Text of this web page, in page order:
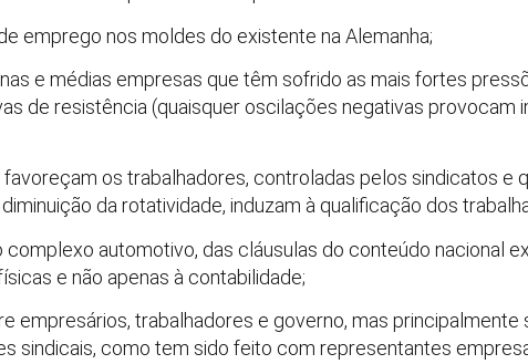
emprego nos moldes do existente na Alemanha;
e médias empresas que têm sofrido as mais fortes
de resistência (quaisquer oscilações negativas provocam
os trabalhadores, controladas pelos sindicatos e
da rotatividade, induzam à qualificação dos
complexo automotivo, das cláusulas do conteúdo nacional
e não apenas à contabilidade;
empresários, trabalhadores e governo, mas principalmente
sindicais, como tem sido feito com representantes